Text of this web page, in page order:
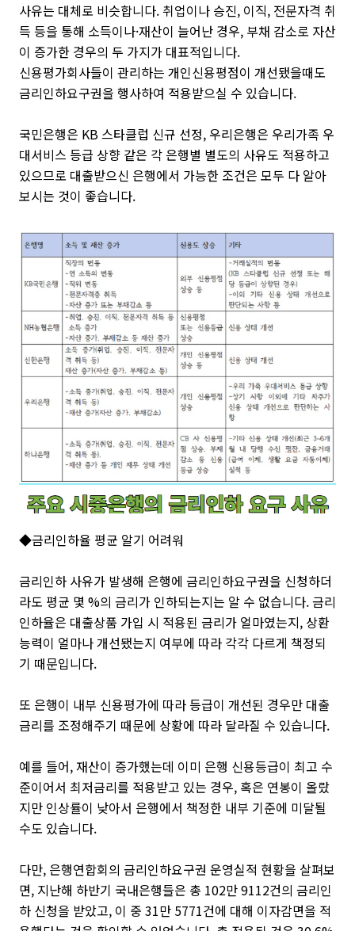
사유는 대체로 비슷합니다. 취업이나 승진, 이직, 전문자격 취
득 등을 통해 소득이나·재산이 늘어난 경우, 부채 감소로 자산
이 증가한 경우의 두 가지가 대표적입니다.
신용평가회사들이 관리하는 개인신용평점이 개선됐을때도
금리인하요구권을 행사하여 적용받으실 수 있습니다.
국민은행은 KB 스타클럽 신규 선정, 우리은행은 우리가족 우
대서비스 등급 상향 같은 각 은행별 별도의 사유도 적용하고
있으므로 대출받으신 은행에서 가능한 조건은 모두 다 알아
보시는 것이 좋습니다.
◆금리인하율 평균 알기 어려워
금리인하 사유가 발생해 은행에 금리인하요구권을 신청하더
라도 평균 몇 %의 금리가 인하되는지는 알 수 없습니다. 금리
인하율은 대출상품 가입 시 적용된 금리가 얼마였는지, 상환
능력이 얼마나 개선됐는지 여부에 따라 각각 다르게 책정되
기 때문입니다.
또 은행이 내부 신용평가에 따라 등급이 개선된 경우만 대출
금리를 조정해주기 때문에 상황에 따라 달라질 수 있습니다.
예를 들어, 재산이 증가했는데 이미 은행 신용등급이 최고 수
준이어서 최저금리를 적용받고 있는 경우, 혹은 연봉이 올랐
지만 인상률이 낮아서 은행에서 책정한 내부 기준에 미달될
수도 있습니다.
다만, 은행연합회의 금리인하요구권 운영실적 현황을 살펴보
면, 지난해 하반기 국내은행들은 총 102만 9112건의 금리인
하 신청을 받았고, 이 중 31만 5771건에 대해 이자감면을 적